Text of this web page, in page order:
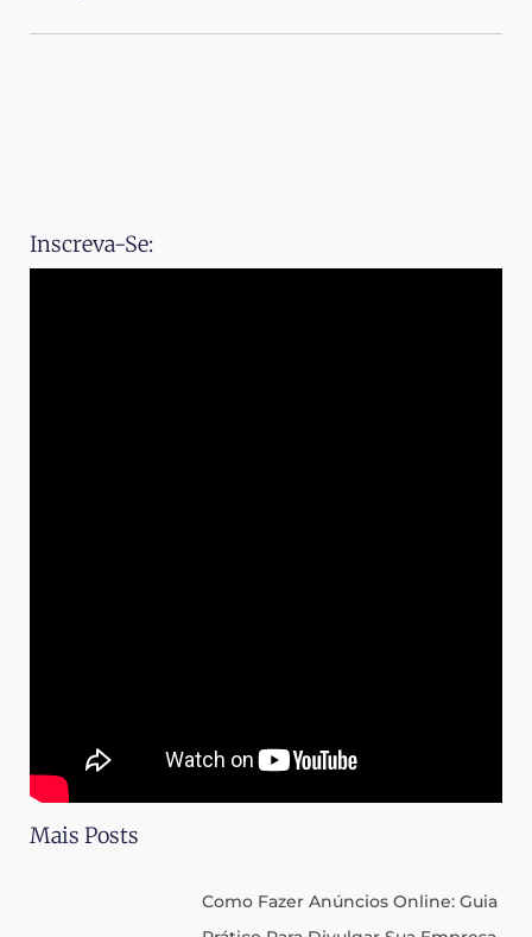
Inscreva-Se:
Mais Posts
Como Fazer Anúncios Online: Guia